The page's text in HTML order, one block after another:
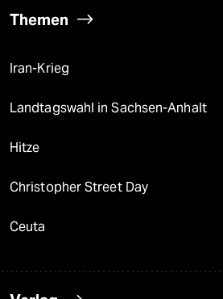
Themen
Iran-Krieg
Landtagswahl in Sachsen-Anhalt
Hitze
Christopher Street Day
Ceuta